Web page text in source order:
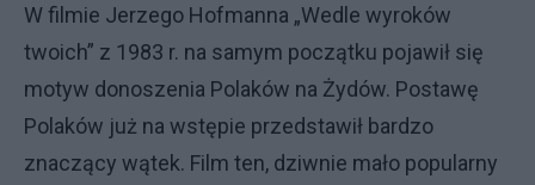
W filmie Jerzego Hofmanna „Wedle wyroków
twoich” z 1983 r. na samym początku pojawił się
motyw donoszenia Polaków na Żydów. Postawę
Polaków już na wstępie przedstawił bardzo
znaczący wątek. Film ten, dziwnie mało popularny